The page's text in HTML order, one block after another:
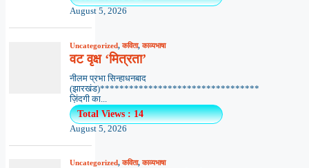
August 5, 2026
Uncategorized,कविता,काव्यभाषा
वट वृक्ष ‘मित्रता’
नीलम प्रभा सिन्हाधनबाद
(झारखंड)*********************************
ज़िंदगी का...
Total Views : 14
August 5, 2026
Uncategorized,कविता,काव्यभाषा